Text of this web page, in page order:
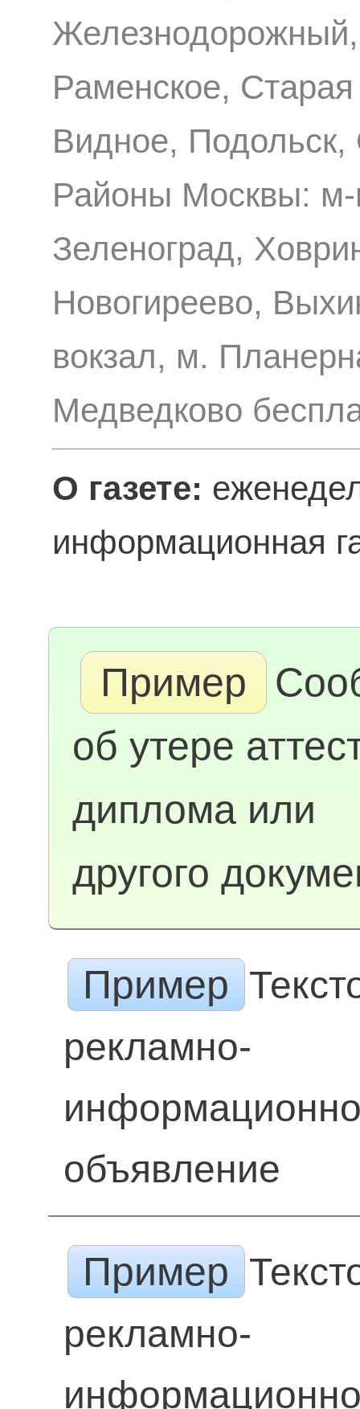
Раменское,
Видное,
Районы Москвы: м-
Зеленоград,
Новогиреево,
вокзал, м.
Медведково
О газете:
информационная
Пример
об утере
диплома или
другого
Пример
рекламно-
объявление
Пример
рекламно-